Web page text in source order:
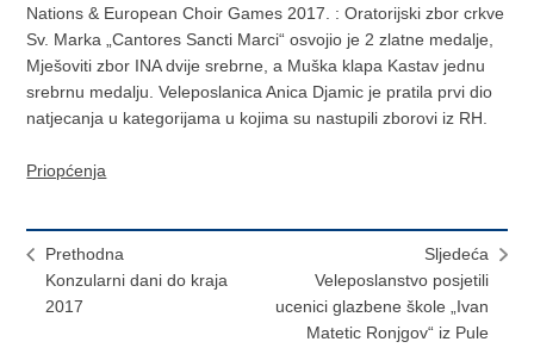
Nations & European Choir Games 2017. : Oratorijski zbor crkve
Sv. Marka „Cantores Sancti Marci“ osvojio je 2 zlatne medalje,
Mješoviti zbor INA dvije srebrne, a Muška klapa Kastav jednu
srebrnu medalju. Veleposlanica Anica Djamic je pratila prvi dio
natjecanja u kategorijama u kojima su nastupili zborovi iz RH.
Priopćenja
Prethodna
Konzularni dani do kraja
2017
Sljedeća
Veleposlanstvo posjetili
ucenici glazbene škole „Ivan
Matetic Ronjgov“ iz Pule